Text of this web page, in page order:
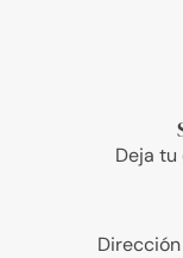
Deja